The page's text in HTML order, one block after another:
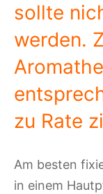
sollte
werden.
zu Rate
Am besten
in einem